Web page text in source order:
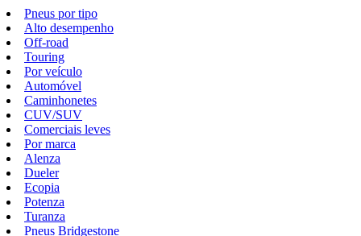
Pneus por tipo
Alto desempenho
Off-road
Touring
Por veículo
Automóvel
Caminhonetes
CUV/SUV
Comerciais leves
Por marca
Alenza
Dueler
Ecopia
Potenza
Turanza
Pneus Bridgestone